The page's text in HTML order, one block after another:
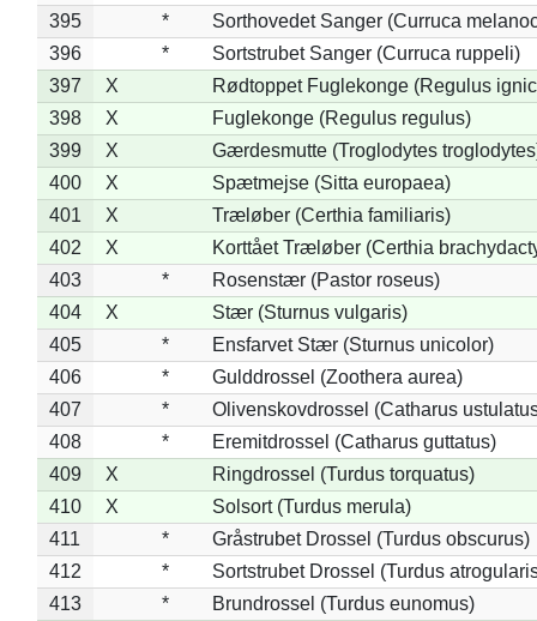
395
*
Sorthovedet Sanger (Curruca
396
*
Sortstrubet Sanger (Curruca ruppeli)
397
X
Rødtoppet Fuglekonge (Regulus
398
X
Fuglekonge (Regulus regulus)
399
X
Gærdesmutte (Troglodytes
400
X
Spætmejse (Sitta europaea)
401
X
Træløber (Certhia familiaris)
402
X
Korttået Træløber (Certhia
403
*
Rosenstær (Pastor roseus)
404
X
Stær (Sturnus vulgaris)
405
*
Ensfarvet Stær (Sturnus unicolor)
406
*
Gulddrossel (Zoothera aurea)
407
*
Olivenskovdrossel (Catharus
408
*
Eremitdrossel (Catharus guttatus)
409
X
Ringdrossel (Turdus torquatus)
410
X
Solsort (Turdus merula)
411
*
Gråstrubet Drossel (Turdus obscurus)
412
*
Sortstrubet Drossel (Turdus
413
*
Brundrossel (Turdus eunomus)